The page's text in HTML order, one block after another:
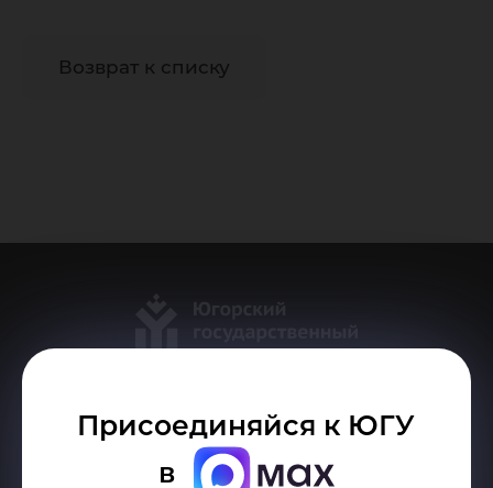
Присоединяйся к ЮГУ
в
Возврат к списку
Делитесь новостями об университете с хештегом #ЮГУ